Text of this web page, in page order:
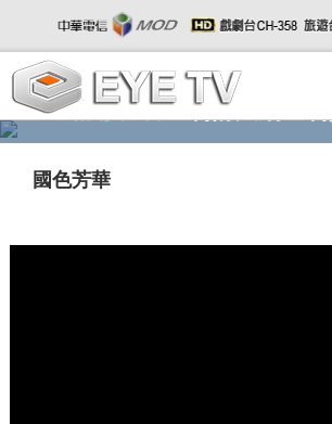
精彩影音 劇情大綱
國色芳華